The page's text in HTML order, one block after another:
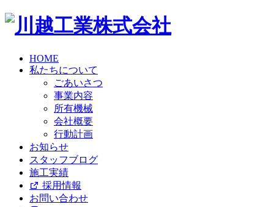
HOME
私たちについて
ごあいさつ
事業内容
所有機械
会社概要
行動計画
お知らせ
スタッフブログ
施工実績
採用情報
お問い合わせ